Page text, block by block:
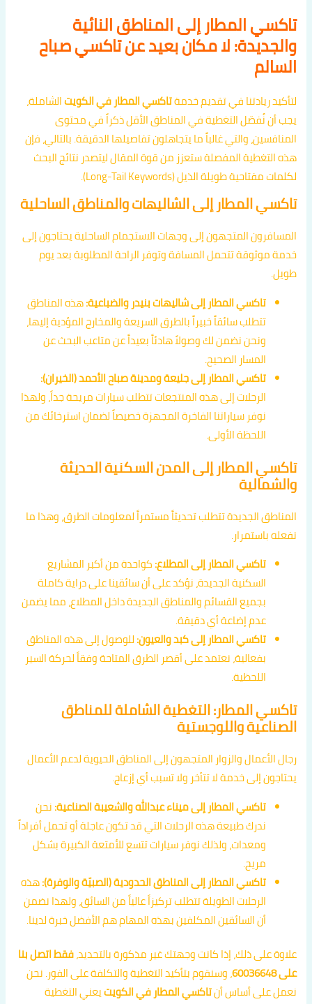
تاكسي المطار إلى المناطق النائية
والجديدة: لا مكان بعيد عن تاكسي صباح
السالم
لتأكيد ريادتنا في تقديم خدمةتاكسي المطار في الكويتالشاملة،
يجب أن نُفصّل التغطية في المناطق الأقل ذكراً في محتوى
المنافسين، والتي غالباً ما يتجاهلون تفاصيلها الدقيقة. بالتالي، فإن
هذه التغطية المفصلة ستعزز من قوة المقال ليتصدر نتائج البحث
لكلمات مفتاحية طويلة الذيل (Long-Tail Keywords).
تاكسي المطار إلى الشاليهات والمناطق الساحلية
المسافرون المتجهون إلى وجهات الاستجمام الساحلية يحتاجون إلى
خدمة موثوقة تتحمل المسافة وتوفر الراحة المطلوبة بعد يوم
طويل.
تاكسي المطار إلى شاليهات بنيدر والضباعية:هذه المناطق
تتطلب سائقاً خبيراً بالطرق السريعة والمخارج المؤدية إليها،
ونحن نضمن لك وصولاً هادئاً بعيداً عن متاعب البحث عن
المسار الصحيح.
تاكسي المطار إلى جليعة ومدينة صباح الأحمد (الخيران):
الرحلات إلى هذه المنتجعات تتطلب سيارات مريحة جداً، ولهذا
نوفر سياراتنا الفاخرة المجهزة خصيصاً لضمان استرخائك من
اللحظة الأولى.
تاكسي المطار إلى المدن السكنية الحديثة
والشمالية
المناطق الجديدة تتطلب تحديثاً مستمراً لمعلومات الطرق، وهذا ما
نفعله باستمرار.
تاكسي المطار إلى المطلاع:كواحدة من أكبر المشاريع
السكنية الجديدة، نؤكد على أن سائقينا على دراية كاملة
بجميع القسائم والمناطق الجديدة داخل المطلاع، مما يضمن
عدم إضاعة أي دقيقة.
تاكسي المطار إلى كبد والعيون:للوصول إلى هذه المناطق
بفعالية، نعتمد على أقصر الطرق المتاحة وفقاً لحركة السير
اللحظية.
تاكسي المطار: التغطية الشاملة للمناطق
الصناعية واللوجستية
رجال الأعمال والزوار المتجهون إلى المناطق الحيوية لدعم الأعمال
يحتاجون إلى خدمة لا تتأخر ولا تسبب أي إزعاج.
تاكسي المطار إلى ميناء عبدالله والشعيبة الصناعية:نحن
ندرك طبيعة هذه الرحلات التي قد تكون عاجلة أو تحمل أفراداً
ومعدات، ولذلك نوفر سيارات تتسع للأمتعة الكبيرة بشكل
مريح.
تاكسي المطار إلى المناطق الحدودية (الصبيّة والوفرة):هذه
الرحلات الطويلة تتطلب تركيزاً عالياً من السائق، ولهذا نضمن
أن السائقين المكلفين بهذه المهام هم الأفضل خبرة لدينا.
علاوة على ذلك، إذا كانت وجهتك غير مذكورة بالتحديد،فقط اتصل بنا
على 60036648
، وسنقوم بتأكيد التغطية والتكلفة على الفور. نحن
نعمل على أساس أنتاكسي المطار في الكويتيعني التغطية